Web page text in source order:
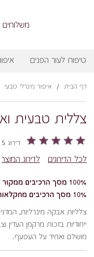
משלוחים
טיפוח לעור הפנים
דף הבית / איפור מינרלי טבעי
צללית טבעית
דירוג 5 מתוך 5 (1 לקוחות)
לכל הדירוגים לדירוג המוצר
100% מסך הרכיבים ממקור טבעי
10% מסך הרכיבים מחקלאות אורגנית
צלליות אבקה מינרליות,
ייחודיות בזכות מרקמן העדין
מושלם ואחיד על העפעף.